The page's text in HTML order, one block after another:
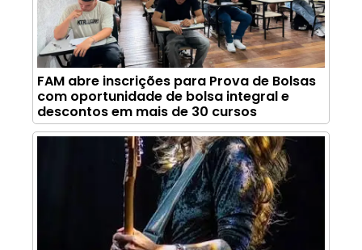
FAM abre inscrições para Prova de Bolsas
com oportunidade de bolsa integral e
descontos em mais de 30 cursos